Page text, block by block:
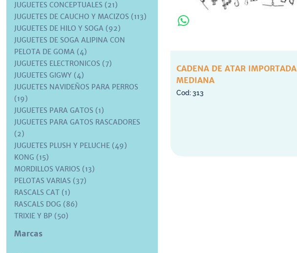
JUGUETES CONCEPTUALES (21)
JUGUETES DE CAUCHO Y MACIZOS (113)
JUGUETES DE HILO Y SOGA (92)
JUGUETES DE SOGA ALIPINA CON
PELOTA DE GOMA (4)
JUGUETES ELECTRONICOS (7)
JUGUETES GIGWY (4)
JUGUETES NAVIDEÑOS PARA PERROS
(19)
JUGUETES PARA GATOS (1)
JUGUETES PARA GATOS RASCADORES
(2)
JUGUETES PLUSH Y PELUCHE (49)
KONG (15)
MORDILLOS VARIOS (13)
PELOTAS VARIAS (37)
RASCALS CAT (1)
RASCALS DOG (86)
TRIXIE Y BP (50)
Marcas
CADENA DE ATAR IMPORTADA
MEDIANA
313